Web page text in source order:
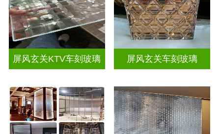
屏风玄关KTV车刻玻璃 屏风玄关车刻玻璃